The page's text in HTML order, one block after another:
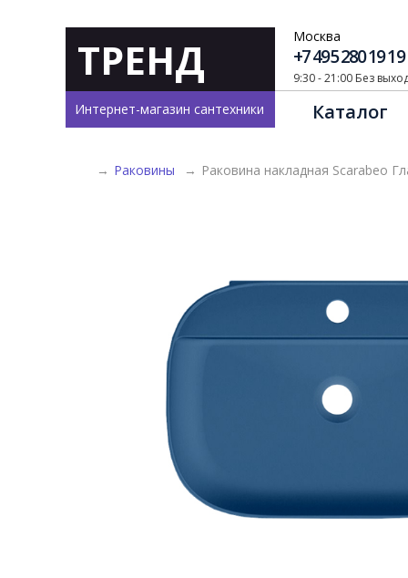
ТРЕНД
Интернет-магазин сантехники
Москва
+7 495 280 19 19
9:30 - 21:00 Без
Каталог
→ Раковины → Раковина накладная Scarabeo